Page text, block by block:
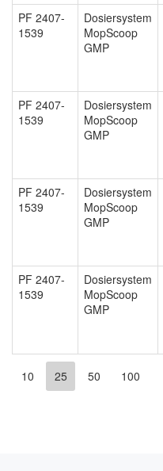
PF 2407-
1539
Dosiersystem
MopScoop
GMP
PF 2407-
1539
Dosiersystem
MopScoop
GMP
PF 2407-
1539
Dosiersystem
MopScoop
GMP
PF 2407-
1539
Dosiersystem
MopScoop
GMP
10 25 50 100